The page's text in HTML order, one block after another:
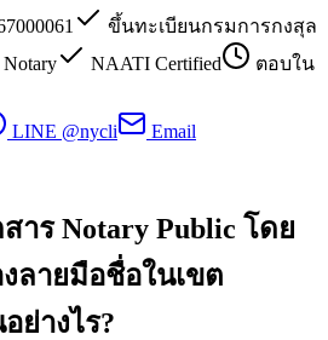
ขึ้นทะเบียนกรมการกงสุล
NAATI Certified
ตอบใน
LINE @nycli
Email
าร Notary Public โดย
ลายมือชื่อในเขต
ย่างไร?